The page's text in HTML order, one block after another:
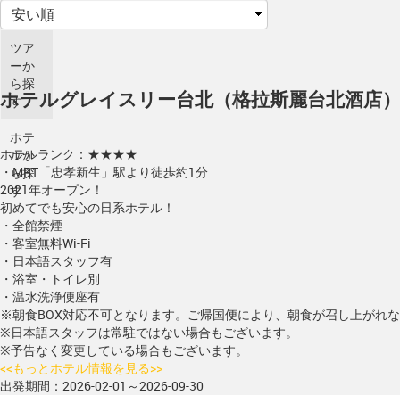
ツア
ーか
ら探
す
ホテ
ルか
ら探
す
ホテルグレイスリー台北（格拉斯麗台北酒店）
ホテルランク：★★★★
・MRT「忠孝新生」駅より徒歩約1分
2021年オープン！
初めてでも安心の日系ホテル！
・全館禁煙
・客室無料Wi-Fi
・日本語スタッフ有
・浴室・トイレ別
・温水洗浄便座有
※朝食BOX対応不可となります。ご帰国便により、朝食が召し上がれ
※日本語スタッフは常駐ではない場合もございます。
※予告なく変更している場合もございます。
<<もっとホテル情報を見る>>
出発期間：2026-02-01～2026-09-30